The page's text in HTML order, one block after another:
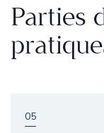
Parties
05